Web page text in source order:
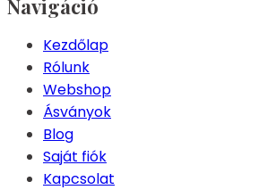
Navigáció
Kezdőlap
Rólunk
Webshop
Ásványok
Blog
Saját fiók
Kapcsolat